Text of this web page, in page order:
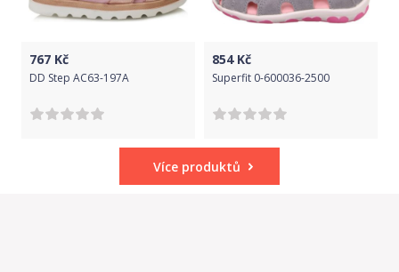
767 Kč
DD Step AC63-197A
854Kč
Superfit 0-600036-2500
Více produktů